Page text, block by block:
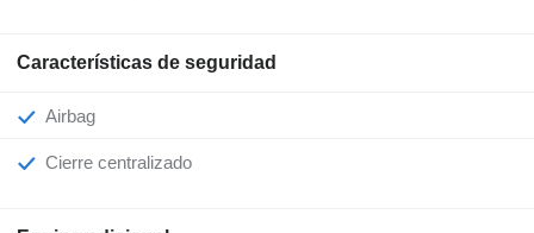
Características de seguridad
Airbag
Cierre centralizado